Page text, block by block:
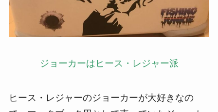
ジョーカーはヒース・レジャー派
ヒース・レジャーのジョーカーが大好きなの